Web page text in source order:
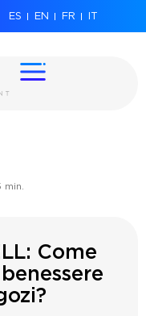
ES EN FR IT
min.
Come